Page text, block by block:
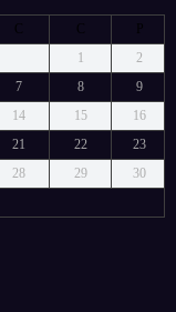
C C
P
1
2
7 8
9
14 15
16
21 22
23
28 29
30